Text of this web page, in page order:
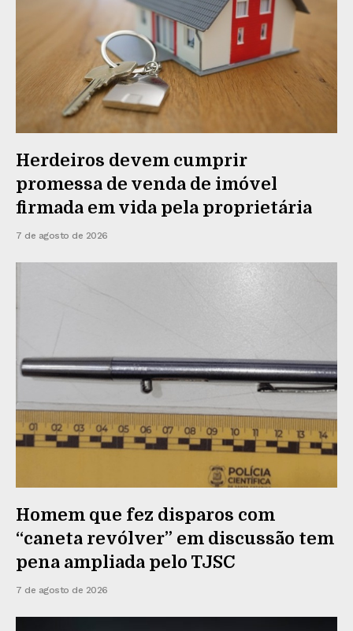
Herdeiros devem cumprir
promessa de venda de imóvel
firmada em vida pela proprietária
7 de agosto de 2026
Homem que fez disparos com
“caneta revólver” em discussão tem
pena ampliada pelo TJSC
7 de agosto de 2026